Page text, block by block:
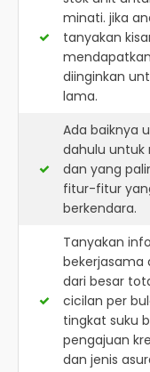
minati. jika
tanyakan
diinginkan
lama.
Ada baiknya
dahulu untuk
dan yang
fitur-fitur
berkendara.
Tanyakan
bekerjasama
dari besar
cicilan per
tingkat suku
pengajuan
dan jenis